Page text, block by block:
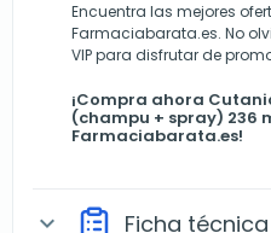
Encuentra las mejores
Farmaciabarata.es. No
VIP para disfrutar de
¡Compra ahora
(champu + spray) 236
Farmaciabarata.es!
expand_more Ficha técnica